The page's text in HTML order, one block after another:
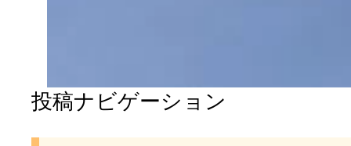
投稿ナビゲーション